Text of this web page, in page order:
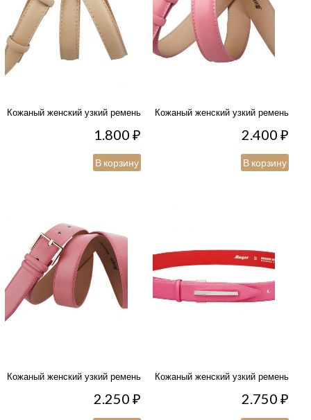
Кожаный женский узкий ремень
1.800₽
В корзину
Кожаный женский узкий ремень
2.400₽
В корзину
Кожаный женский узкий ремень
2.250₽
Кожаный женский узкий ремень
2.750₽